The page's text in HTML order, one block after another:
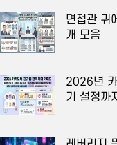
면접관 귀
개 모음
2026년
기 설정까지